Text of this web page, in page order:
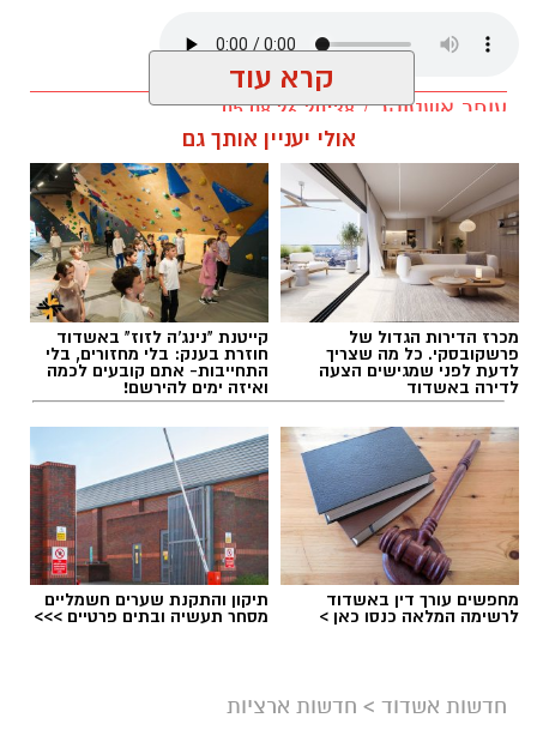
עופר אשטוקר / 20:38 05.08.26
תגים:דקירות באשדוד
צילום: שמחה חסיד הצלה דרום
קרא עוד
אולי יעניין אותך גם
מכרז הדירות הגדול של
פרשקובסקי. כל מה שצריך
לדעת לפני שמגישים הצעה
לדירה באשדוד
קייטנת "נינג'ה לזוז" באשדוד
חוזרת בענק: בלי מחזורים, בלי
התחייבות- אתם קובעים לכמה
ואיזה ימים להירשם!
מחפשים עורך דין באשדוד
לרשימה המלאה כנסו כאן >
תיקון והתקנת שערים חשמליים
מסחר תעשיה ובתים פרטיים >>>
חדשות אשדוד > חדשות ארציות